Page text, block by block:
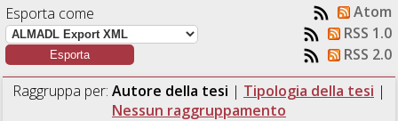
Esporta come
Atom
RSS 1.0
RSS 2.0
Raggruppa per: Autore della tesi | Tipologia della tesi |
Nessun raggruppamento